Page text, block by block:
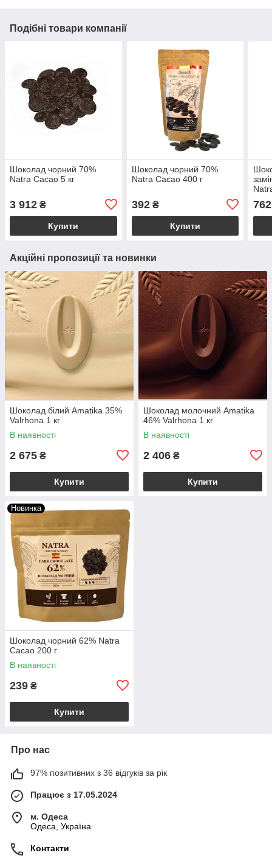
Подібні товари компанії
Шоколад чорний 70%
Natra Cacao 5 кг
3 912 ₴
Купити
Шоколад чорний 70%
Natra Cacao 400 г
392₴
Купити
762
Акційні пропозиції та новинки
Шоколад білий Amatika 35%
Valrhona 1 кг
В наявності
2 675 ₴
Купити
Шоколад молочний Amatika
46% Valrhona 1 кг
В наявності
2 406 ₴
Купити
Новинка
Шоколад чорний 62% Natra
Cacao 200 г
В наявності
239 ₴
Купити
Про нас
97% позитивних з 36 відгуків за рік
Працює з 17.05.2024
м. Одеса
Одеса, Україна
Контакти